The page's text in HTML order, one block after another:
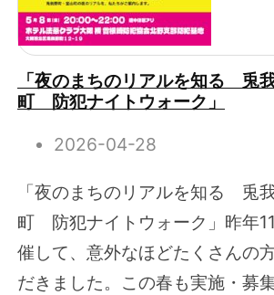
「夜のまちのリアルを知る 兎
町 防犯ナイトウォーク」
2026-04-28
「夜のまちのリアルを知る 兎
町 防犯ナイトウォーク」昨年
催して、意外なほどたくさんの
だきました。この春も実施・募